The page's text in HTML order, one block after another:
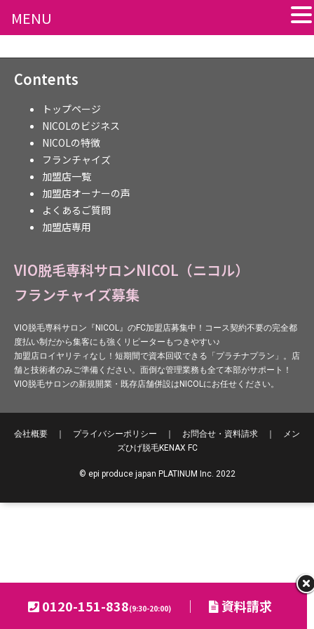
Contents
トップページ
NICOLのビジネス
NICOLの特徴
フランチャイズ
加盟店一覧
加盟店オーナーの声
よくあるご質問
加盟店専用
VIO脱毛専科サロンNICOL（ニコル）
フランチャイズ募集
VIO脱毛専科サロン『NICOL』のFC加盟店募集中！コース契約不要の完全都
度払い制だから集客にも強くリピーターもつきやすい♪
加盟店ロイヤリティなし！短期間で資本回収できる「プラチナプラン」。店
舗と技術者のみご準備ください。面倒な管理業務も全て本部がサポート！
VIO脱毛サロンの新規開業・既存店舗併設はNICOLにお任せください。
会社概要 プライバシーポリシー お問合せ・資料請求
メン
ズひげ脱毛KENAX FC
© epi produce japan PLATINUM Inc. 2022
0120-151-838(9:30-20:00) ｜ 資料請求
MENU